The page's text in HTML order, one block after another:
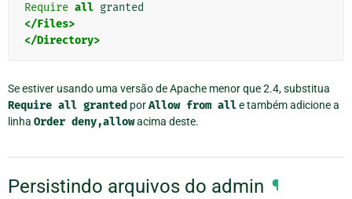
Require all
</Files>
</Directory>
Se estiver usando uma versão de Apache menor que 2.4, substitua
Require all granted porAllow from alle também adicione a
linha Order deny,allowacima deste.
Persistindo arquivos do admin ¶